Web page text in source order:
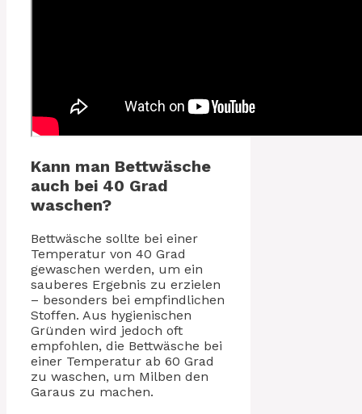
Kann man Bettwäsche
auch bei 40 Grad
waschen?
Bettwäsche sollte bei einer
Temperatur von 40 Grad
gewaschen werden, um ein
sauberes Ergebnis zu erzielen
– besonders bei empfindlichen
Stoffen. Aus hygienischen
Gründen wird jedoch oft
empfohlen, die Bettwäsche bei
einer Temperatur ab 60 Grad
zu waschen, um Milben den
Garaus zu machen.